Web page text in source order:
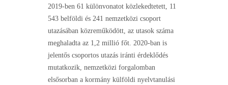
2019-ben 61 különvonatot közlekedtetett, 11
543 belföldi és 241 nemzetközi csoport
utazásában közreműködött, az utasok száma
meghaladta az 1,2 millió főt. 2020-ban is
jelentős csoportos utazás iránti érdeklődés
mutatkozik, nemzetközi forgalomban
elsősorban a kormány külföldi nyelvtanulási